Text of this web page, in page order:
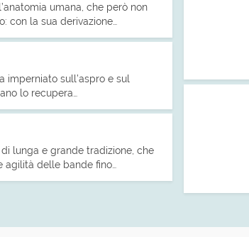
umana, che però non
con la sua derivazione…
imperniato sull’aspro e sul
lo recupera…
lunga e grande tradizione, che
agilità delle bande fino…